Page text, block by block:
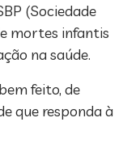
(Sociedade
mortes infantis
na saúde.
feito, de
que responda à